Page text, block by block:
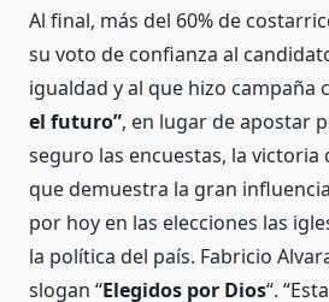
Al final, más del 60% de
su voto de confianza al
igualdad y al que hizo campaña
el futuro”, en lugar de apostar
seguro las encuestas, la victoria
que demuestra la gran
por hoy en las elecciones las
la política del país. Fabricio
slogan “Elegidos por Dios“.